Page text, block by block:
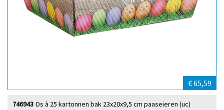
€ 65,59
Ds à 25 kartonnen bak 23x20x9,5 cm paaseieren (uc)
746943